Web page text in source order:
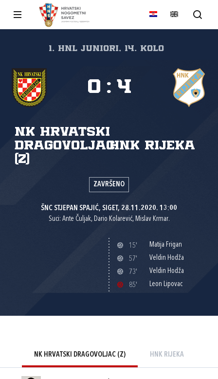
1. HNL Juniori, 14. kolo
NK Hrvatski
dragovoljac
(Z)
HNK Rijeka
0 : 4
ZAVRŠENO
ŠNC STJEPAN SPAJIĆ, SIGET, 28.11.2020. 13:00
Suci: Ante Čuljak, Dario Kolarević, Mislav Krmar.
15'
Matija Frigan
57'
Veldin Hodža
73'
Veldin Hodža
85'
Leon Lipovac
NK HRVATSKI DRAGOVOLJAC (Z) HNK RIJEKA